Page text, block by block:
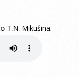
T.N. Mikušina.